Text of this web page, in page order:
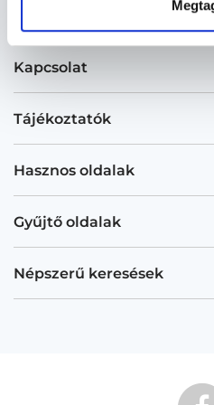
Kapcsolat
Tájékoztatók
Hasznos oldalak
Gyűjtő oldalak
Népszerű keresések